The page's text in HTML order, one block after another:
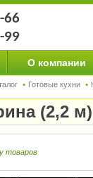
66
99
О компании
Готовые кухни
(2,2
товаров